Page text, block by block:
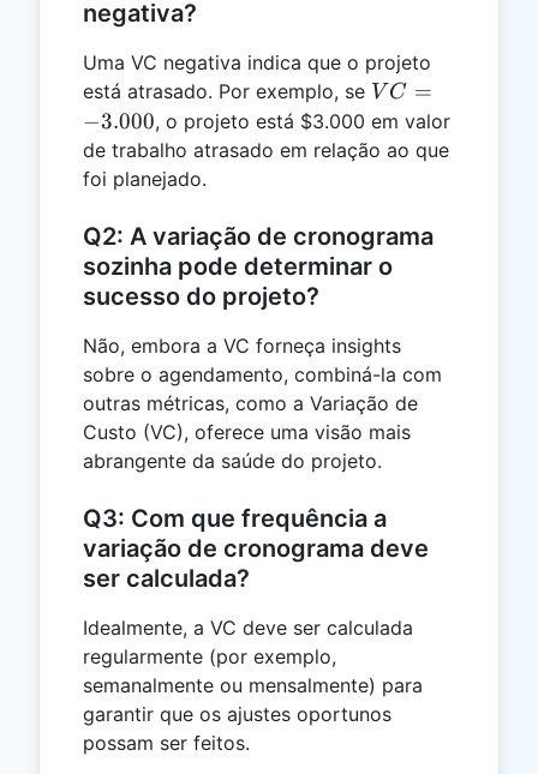
negativa?
Uma VC negativa indica que o projeto
está atrasado. Por exemplo, se VC =
-3.000
V C =
−3.000, o projeto está $3.000 em valor
de trabalho atrasado em relação ao que
foi planejado.
Q2: A variação de cronograma
sozinha pode determinar o
sucesso do projeto?
Não, embora a VC forneça insights
sobre o agendamento, combiná-la com
outras métricas, como a Variação de
Custo (VC), oferece uma visão mais
abrangente da saúde do projeto.
Q3: Com que frequência a
variação de cronograma deve
ser calculada?
Idealmente, a VC deve ser calculada
regularmente (por exemplo,
semanalmente ou mensalmente) para
garantir que os ajustes oportunos
possam ser feitos.